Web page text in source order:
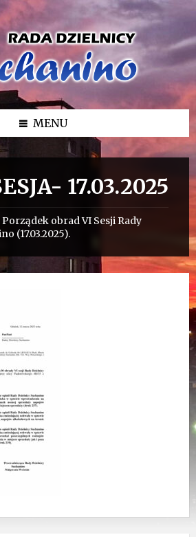
MENU
17.03.2025
Porządek obrad VI Sesji Rady
(17.03.2025).